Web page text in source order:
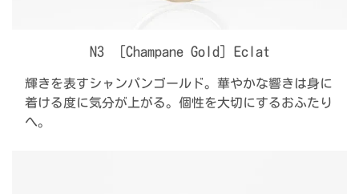
N3 ［Champane Gold］Eclat
輝きを表すシャンパンゴールド。華やかな響きは身に
着ける度に気分が上がる。個性を大切にするおふたり
へ。